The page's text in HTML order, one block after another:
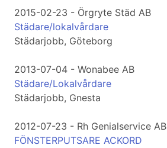
2015-02-23 - Örgryte Städ AB
Städare/lokalvårdare
Städarjobb, Göteborg
2013-07-04 - Wonabee AB
Städare/Lokalvårdare
Städarjobb, Gnesta
2012-07-23 - Rh Genialservice AB
FÖNSTERPUTSARE ACKORD